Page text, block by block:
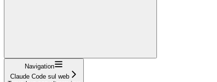
Navigation
Claude Code sul web